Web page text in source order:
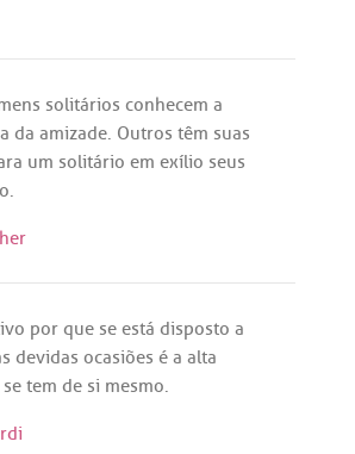
solitários conhecem a
da amizade. Outros têm suas
um solitário em exílio seus
.
por que se está disposto a
devidas ocasiões é a alta
se tem de si mesmo.